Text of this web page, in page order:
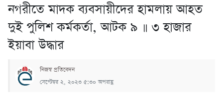
নগরীতে মাদক ব্যবসায়ীদের হামলায় আহত
দুই পুলিশ কর্মকর্তা, আটক ৯ ॥ ৩ হাজার
ইয়াবা উদ্ধার
নিজস্ব প্রতিবেদন
সেপ্টেম্বর ২, ২০২৩ ৫:৩০ অপরাহ্ণ